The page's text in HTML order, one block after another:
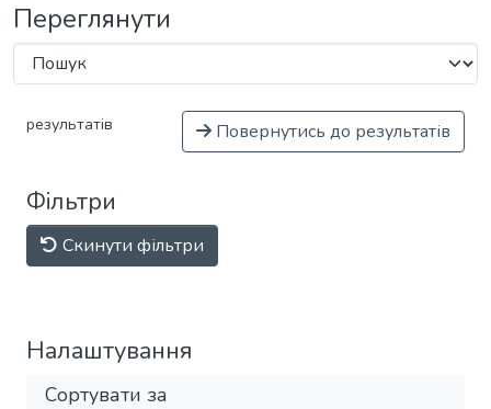
Переглянути
результатів Повернутись до результатів
Фільтри
Скинути фільтри
Налаштування
Сортувати за